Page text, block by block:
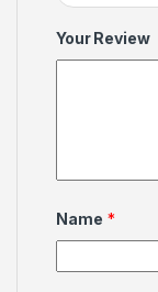
Your Review
Name *